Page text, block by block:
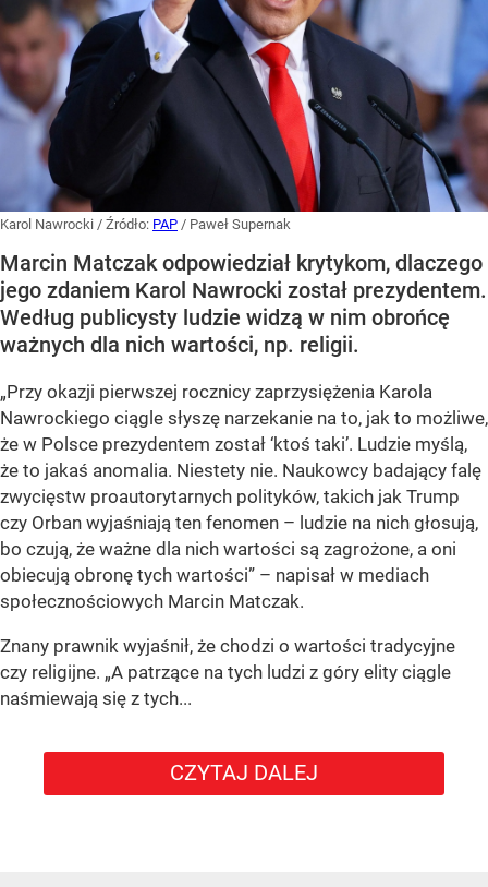
Karol Nawrocki / Źródło: PAP / Paweł Supernak
Marcin Matczak odpowiedział krytykom, dlaczego
jego zdaniem Karol Nawrocki został prezydentem.
Według publicysty ludzie widzą w nim obrońcę
ważnych dla nich wartości, np. religii.
„Przy okazji pierwszej rocznicy zaprzysiężenia Karola
Nawrockiego ciągle słyszę narzekanie na to, jak to możliwe,
że w Polsce prezydentem został ‘ktoś taki’. Ludzie myślą,
że to jakaś anomalia. Niestety nie. Naukowcy badający falę
zwycięstw proautorytarnych polityków, takich jak Trump
czy Orban wyjaśniają ten fenomen – ludzie na nich głosują,
bo czują, że ważne dla nich wartości są zagrożone, a oni
obiecują obronę tych wartości” – napisał w mediach
społecznościowych Marcin Matczak.
Znany prawnik wyjaśnił, że chodzi o wartości tradycyjne
czy religijne. „A patrzące na tych ludzi z góry elity ciągle
naśmiewają się z tych...
CZYTAJ DALEJ